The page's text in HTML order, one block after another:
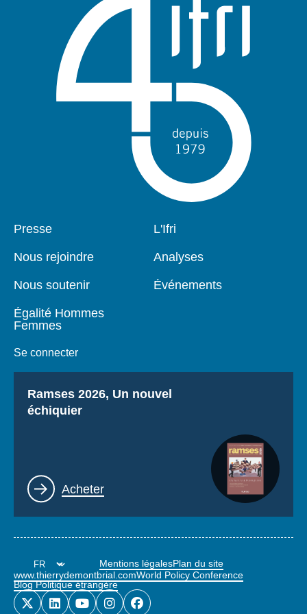
Pied
Presse
Nous rejoindre
Nous soutenir
Égalité Hommes
Femmes
Se connecter
Navigation
L'Ifri
Analyses
Événements
Titre
Ramses 2026, Un nouvel
échiquier
Lien
Acheter
Mentions légalesPlan du site
www.thierrydemontbrial.comWorld Policy Conference
Blog Politique étrangère